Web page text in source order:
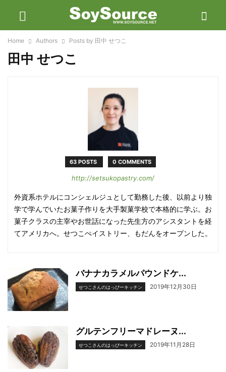
Home Authors Posts by 田中 せつこ
田中 せつこ
63 POSTS 0 COMMENTS
http://setsukopastry.com/
外資系ホテルにコンシェルジュとして勤務した後、以前より独
学で学んでいたお菓子作りを大手製菓学校で本格的に学ぶ。お
菓子クラスの主宰やお世話になった先生方のアシスタントを経
てアメリカへ。せつこぺイストリー、もだんをオープンした。
バナナカラメルパウンドケ...
せつこさんのはっぴーキッチン 2019年12月30日
グルテンフリーマドレーヌ...
せつこさんのはっぴーキッチン 2019年11月28日